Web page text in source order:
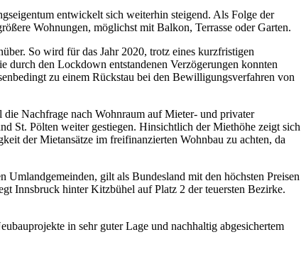
entwickelt sich weiterhin steigend. Als Folge der
Wohnungen, möglichst mit Balkon, Terrasse oder Garten.
So wird für das Jahr 2020, trotz eines kurzfristigen
den Lockdown entstandenen Verzögerungen konnten
zu einem Rückstau bei den Bewilligungsverfahren von
Nachfrage nach Wohnraum auf Mieter- und privater
St. Pölten weiter gestiegen. Hinsichtlich der Miethöhe zeigt sich
der Mietansätze im freifinanzierten Wohnbau zu achten, da
gilt als Bundesland mit den höchsten Preisen
Innsbruck hinter Kitzbühel auf Platz 2 der teuersten Bezirke.
in sehr guter Lage und nachhaltig abgesichertem